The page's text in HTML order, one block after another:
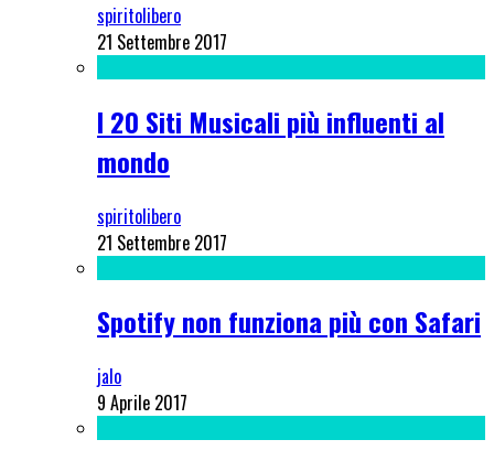
spiritolibero
21 Settembre 2017
I 20 Siti Musicali più influenti al
mondo
spiritolibero
21 Settembre 2017
Spotify non funziona più con Safari
jalo
9 Aprile 2017